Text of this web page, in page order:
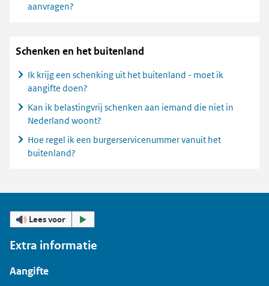
aanvragen?
Schenken en het buitenland
Ik krijg een schenking uit het buitenland - moet ik
aangifte doen?
Kan ik belastingvrij schenken aan iemand die niet in
Nederland woont?
Hoe regel ik een burgerservicenummer vanuit het
buitenland?
Lees voor
Extra informatie
Aangifte